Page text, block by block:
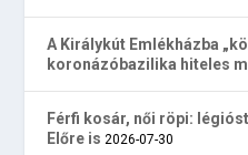
A Királykút Emlékházba
koronázóbazilika hiteles
Férfi kosár, női röpi:
Előre is 2026-07-30